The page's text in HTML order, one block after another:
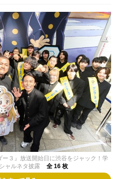
ー３』放送開始日に渋谷をジャック！学
ャルネタ披露
全 16 枚